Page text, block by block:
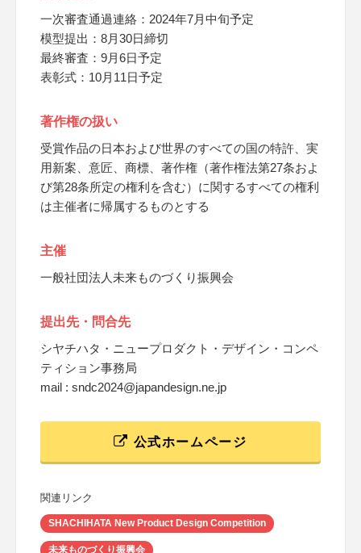
一次審査通過連絡：2024年7月中旬予定
模型提出：8月30日締切
最終審査：9月6日予定
表彰式：10月11日予定
著作権の扱い
受賞作品の日本および世界のすべての国の特許、実
用新案、意匠、商標、著作権（著作権法第27条およ
び第28条所定の権利を含む）に関するすべての権利
は主催者に帰属するものとする
主催
一般社団法人未来ものづくり振興会
提出先・問合先
シヤチハタ・ニュープロダクト・デザイン・コンペ
ティション事務局
mail : sndc2024@japandesign.ne.jp
公式ホームページ
関連リンク
SHACHIHATA New Product Design Competition
未来ものづくり振興会